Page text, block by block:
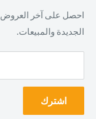
نبذة عنا
تواصل معنا
انضم الينا
احصل على آخر العروض
الجديدة والمبيعات.
‏اشترك
مسجلة حسب
شيشة بوكس كلوب
"مؤسسة العمل